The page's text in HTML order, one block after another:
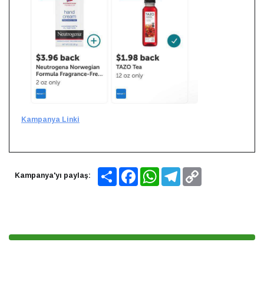
Kampanya Linki
Kampanya'yı paylaş: Share FacebookWhatsAppTelegram